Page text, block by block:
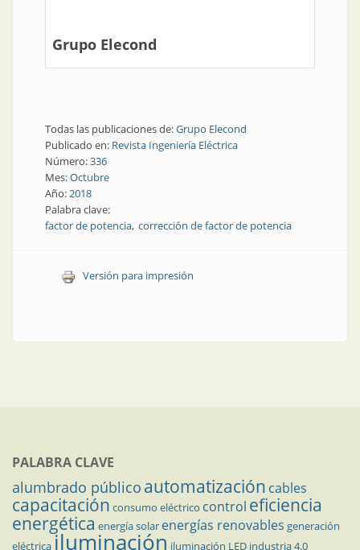
Grupo Elecond
Todas las publicaciones de:Grupo Elecond
Publicado en: Revista Ingeniería Eléctrica
Número:336
Mes:Octubre
Año:2018
Palabra clave:
factor de potencia corrección de factor de potencia
Versión para impresión
PALABRA CLAVE
alumbrado público automatización cables
capacitación consumo eléctrico control eficiencia
energética energía solar energías renovables generación
eléctricailuminación iluminación LED industria 4.0